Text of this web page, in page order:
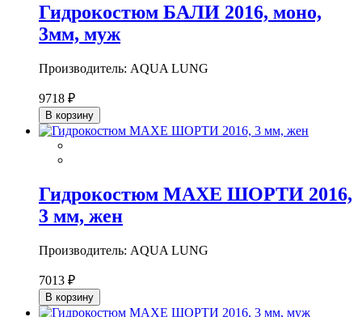
Гидрокостюм БАЛИ 2016, моно,
3мм, муж
Производитель: AQUA LUNG
9718 ₽
В корзину
Гидрокостюм МАХЕ ШОРТИ 2016,
3 мм, жен
Производитель: AQUA LUNG
7013 ₽
В корзину